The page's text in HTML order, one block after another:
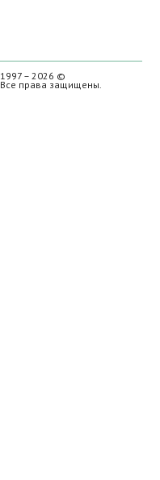
1997 – 2026 ©
Все права защищены.